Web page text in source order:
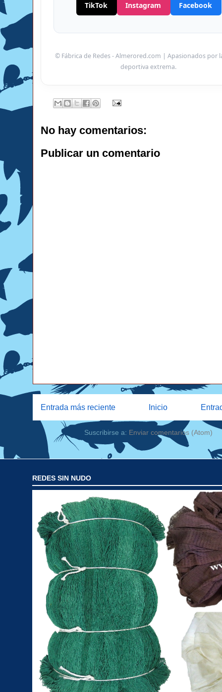
TikTok Instagram Facebook
© Fábrica de Redes - Almerored.com | Apasionados por
deportiva extrema.
No hay comentarios:
Publicar un comentario
Entrada más reciente Inicio
Suscribirse a: Enviar comentarios (Atom)
REDES SIN NUDO